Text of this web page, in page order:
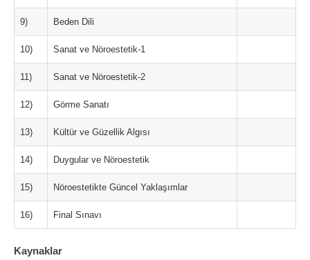
9) Beden Dili
10) Sanat ve Nöroestetik-1
11) Sanat ve Nöroestetik-2
12) Görme Sanatı
13) Kültür ve Güzellik Algısı
14) Duygular ve Nöroestetik
15) Nöroestetikte Güncel Yaklaşımlar
16) Final Sınavı
Kaynaklar